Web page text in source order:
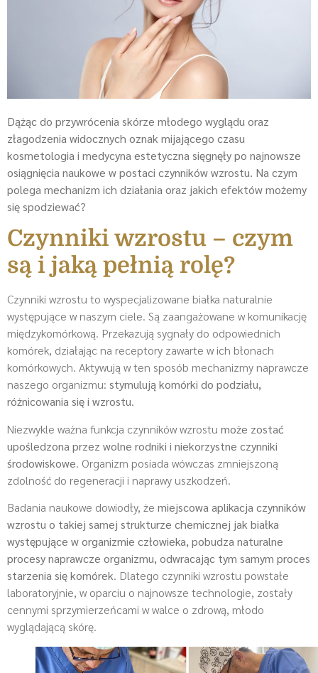
Dążąc do przywrócenia skórze młodego wyglądu oraz
złagodzenia widocznych oznak mijającego czasu
kosmetologia i medycyna estetyczna sięgnęły po najnowsze
osiągnięcia naukowe w postaci czynników wzrostu. Na czym
polega mechanizm ich działania oraz jakich efektów możemy
się spodziewać?
Czynniki wzrostu – czym
są i jaką pełnią rolę?
Czynniki wzrostu to wyspecjalizowane białka naturalnie
występujące w naszym ciele. Są zaangażowane w komunikację
międzykomórkową. Przekazują sygnały do odpowiednich
komórek, działając na receptory zawarte w ich błonach
komórkowych. Aktywują w ten sposób mechanizmy naprawcze
naszego organizmu: stymulują komórki do podziału,
różnicowania się i wzrostu.
Niezwykle ważna funkcja czynników wzrostu może zostać
upośledzona przez wolne rodniki i niekorzystne czynniki
środowiskowe. Organizm posiada wówczas zmniejszoną
zdolność do regeneracji i naprawy uszkodzeń.
Badania naukowe dowiodły, że miejscowa aplikacja czynników
wzrostu o takiej samej strukturze chemicznej jak białka
występujące w organizmie człowieka, pobudza naturalne
procesy naprawcze organizmu, odwracając tym samym proces
starzenia się komórek. Dlatego czynniki wzrostu powstałe
laboratoryjnie, w oparciu o najnowsze technologie, zostały
cennymi sprzymierzeńcami w walce o zdrową, młodo
wyglądającą skórę.